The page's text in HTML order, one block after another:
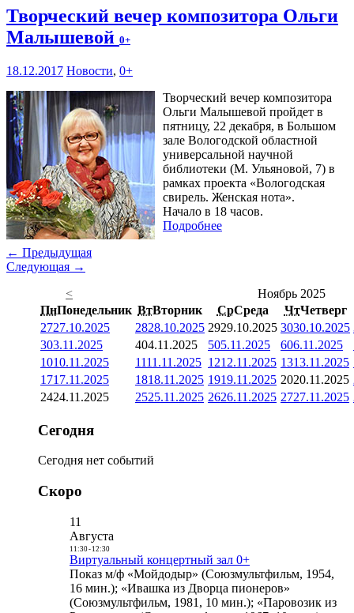
Творческий вечер композитора Ольги
Малышевой 0+
18.12.2017 Новости, 0+
Творческий вечер композитора
Ольги Малышевой пройдет в
пятницу, 22 декабря, в Большом
зале Вологодской областной
универсальной научной
библиотеки (М. Ульяновой, 7) в
рамках проекта «Вологодская
свирель. Женская нота».
Начало в 18 часов.
Подробнее
← Предыдущая
Следующая →
<
Ноябрь 2025
ПнПонедельник ВтВторник СрСреда ЧтЧетверг
2727.10.2025 2828.10.2025 2929.10.2025 3030.10.2025
303.11.2025 404.11.2025 505.11.2025 606.11.2025
1010.11.2025 1111.11.2025 1212.11.2025 1313.11.2025
1717.11.2025 1818.11.2025 1919.11.2025 2020.11.2025
2424.11.2025 2525.11.2025 2626.11.2025 2727.11.2025
Сегодня
Сегодня нет событий
Скоро
11
Августа
11:30- 12:30
Виртуальный концертный зал 0+
Показ м/ф «Мойдодыр» (Союзмультфильм, 1954,
16 мин.); «Ивашка из Дворца пионеров»
(Союзмультфильм, 1981, 10 мин.); «Паровозик из